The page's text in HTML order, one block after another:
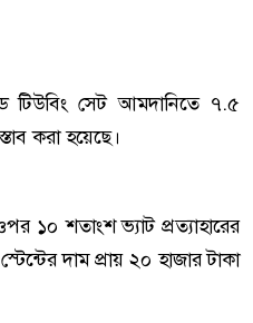
টিউবিং সেট আমদানিতে ৭.৫
করা হয়েছে।
১০ শতাংশ ভ্যাট প্রত্যাহারের
দাম প্রায় ২০ হাজার টাকা